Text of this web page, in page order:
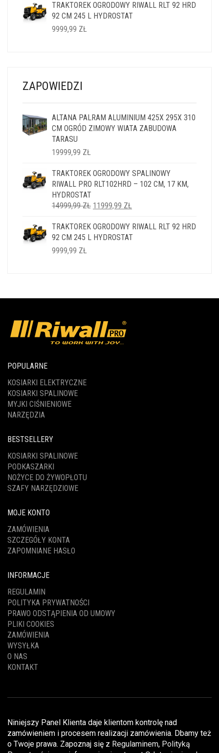
WYNOSIŁA:
14999,99 ZŁ.
WYNOSI:
11999,99 ZŁ.
TRAKTOREK OGRODOWY RIWALL RLT 92 HRD
92 CM 245 L HYDROSTAT
9999,99 ZŁ
ZAPOWIEDZI
ALTANA PALRAM ALUMINIUM 425X 295X 310
CM OGRÓD ZIMOWY WIATA ZABUDOWA
TARASU
19999,99 ZŁ
TRAKTOREK OGRODOWY SPALINOWY
RIWALL PRO RLT102HRD – 102 CM, 17 KM,
HYDROSTAT
14999,99ZŁ PIERWOTNA
WYNOSIŁA:
14999,99 ZŁ.
11999,99 ZŁ
WYNOSI:
11999,99 ZŁ.
TRAKTOREK OGRODOWY RIWALL RLT 92 HRD
92 CM 245 L HYDROSTAT
9999,99 ZŁ
POPULARNE
KOSIARKI ELEKTRYCZNE
KOSIARKI SPALINOWE
MYJKI CIŚNIENIOWE
NARZĘDZIA
BESTSELLERY
KOSIARKI SPALINOWE
PODKASZARKI
NOŻYCE DO ŻYWOPŁOTU
SZAFY NARZĘDZIOWE
MOJE KONTO
ZAMÓWIENIA
SZCZEGÓŁY KONTA
ZAPOMNIANE HASŁO
INFORMACJE
REGULAMIN
POLITYKA PRYWATNOŚCI
PRAWO ODSTĄPIENIA OD UMOWY
PLIKI COOKIES
ZAMÓWIENIA
WYSYŁKA
O NAS
KONTAKT
Niniejszy Panel Klienta daje klientom kontrolę nad
zamówieniem i procesem realizacji zamówienia. Dbamy też
o Twoje prawa. Zapoznaj się z Regulaminem, Polityką